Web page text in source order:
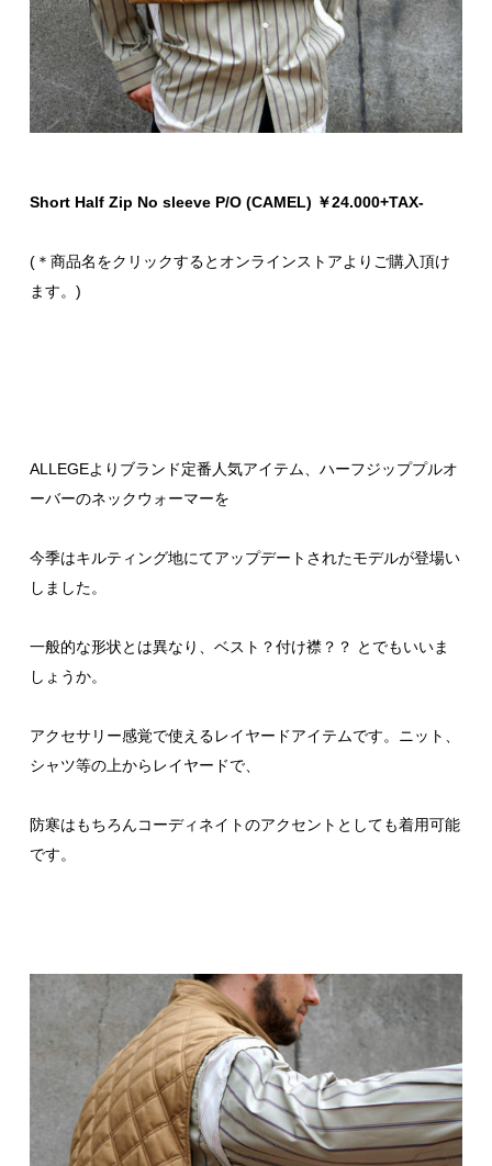
Short Half Zip No sleeve P/O (CAMEL) ￥24.000+TAX-
(＊商品名をクリックするとオンラインストアよりご購入頂け
ます。)
ALLEGEよりブランド定番人気アイテム、ハーフジッププルオ
ーバーのネックウォーマーを
今季はキルティング地にてアップデートされたモデルが登場い
しました。
一般的な形状とは異なり、ベスト？付け襟？？ とでもいいま
しょうか。
アクセサリー感覚で使えるレイヤードアイテムです。ニット、
シャツ等の上からレイヤードで、
防寒はもちろんコーディネイトのアクセントとしても着用可能
です。